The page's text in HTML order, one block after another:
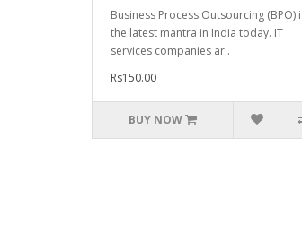
Business Process Outsourcing (BPO)
the latest mantra in India today. IT
services companies ar..
Rs150.00
BUY NOW